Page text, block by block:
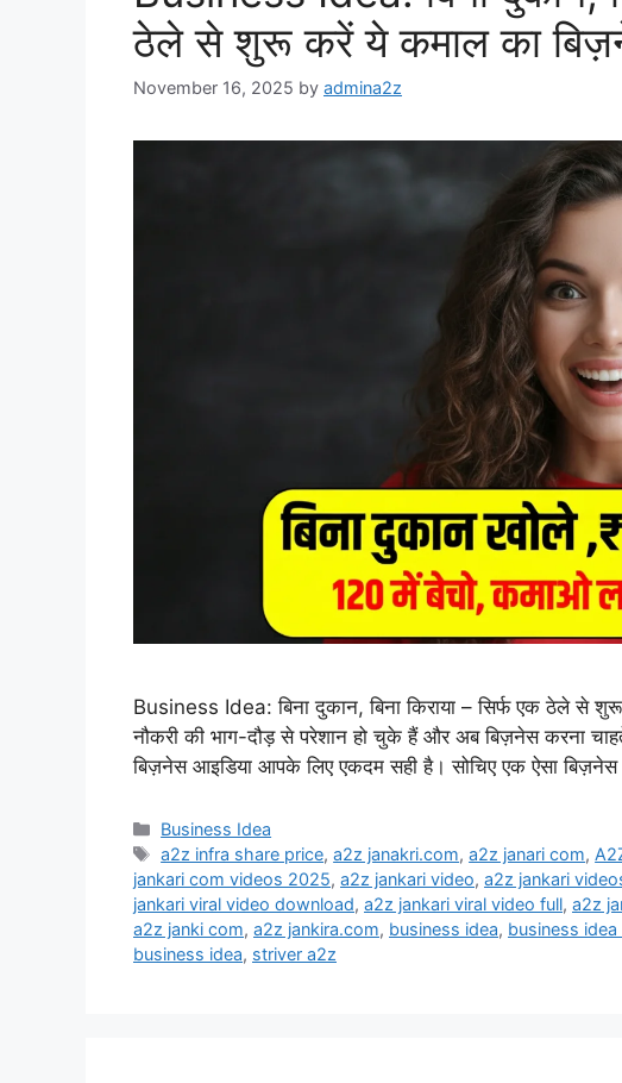
ठेले से शुरू करें ये कमाल का
November 16, 2025 by admina2z
Business Idea: बिना दुकान, बिना किराया – सिर्फ एक ठेले
नौकरी की भाग-दौड़ से परेशान हो चुके हैं और अब बिज़नेस करना
बिज़नेस आइडिया आपके लिए एकदम सही है। सोचिए एक ऐसा
Categories
Business Idea
Tags
a2z infra share price,a2z janakri.com,a2z janari com,
jankari com videos 2025, a2z jankari video, a2z jankari
jankari viral video download, a2z jankari viral video full, a2z
a2z janki com, a2z jankira.com, business idea, business idea
business idea, striver a2z